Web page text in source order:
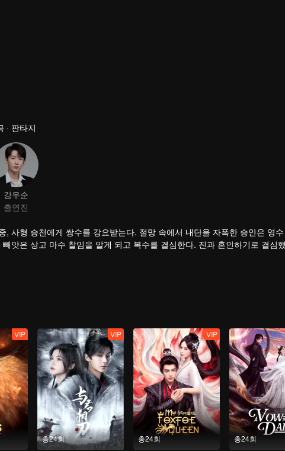
· 판타지
강우순
출연진
, 사형 승천에게 쌍수를 강요받는다. 절망 속에서 내단을 자폭한 승안은 영
앗은 상고 마수 찰임을 알게 되고 복수를 결심한다. 진과 혼인하기로 결심
는데…
VIP
총24회
VIP
총24회
VIP
총24회